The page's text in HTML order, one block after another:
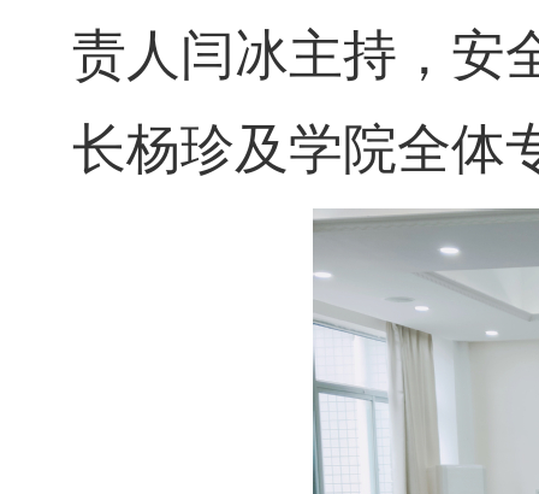
责人闫冰主持，安
长杨珍及学院全体